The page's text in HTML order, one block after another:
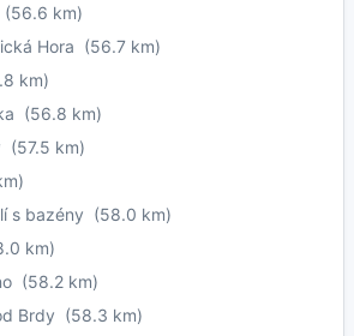
(56.6 km)
Hora (56.7 km)
km)
(56.8 km)
(57.5 km)
s bazény (58.0 km)
km)
(58.2 km)
Brdy (58.3 km)